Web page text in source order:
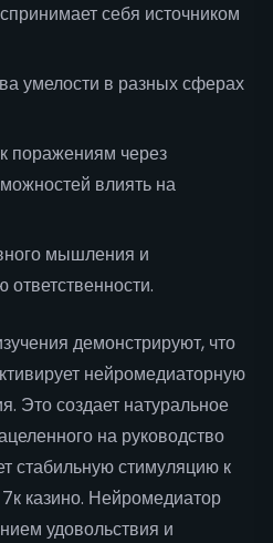
себя источником
умелости в разных сферах
поражениям через
влиять на
мышления и
ответственности.
демонстрируют, что
нейромедиаторную
Это создает натуральное
на руководство
стабильную стимуляцию к
казино. Нейромедиатор
удовольствия и